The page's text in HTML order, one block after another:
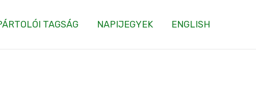
TAGSÁG NAPIJEGYEK ENGLISH